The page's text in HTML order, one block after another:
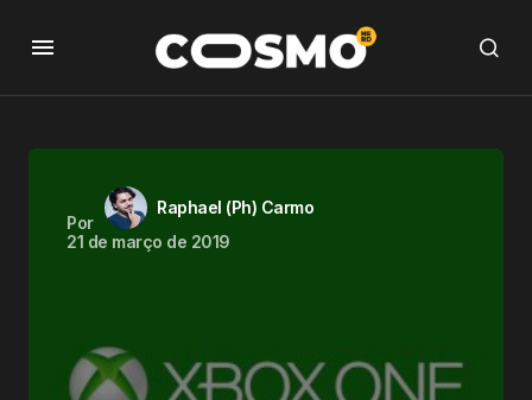
Por
Raphael (Ph) Carmo
21 de março de 2019